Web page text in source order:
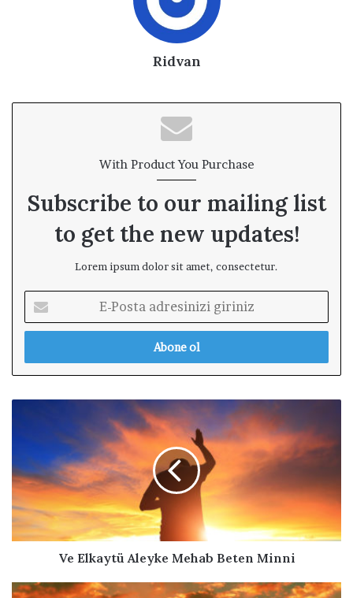
Ridvan
With Product You Purchase
Subscribe to our mailing list
to get the new updates!
Lorem ipsum dolor sit amet, consectetur.
P
s
a
s
n
i
g
k
a
y
t
ü
e
Ve Elkaytü Aleyke Mehab Beten Minni
A